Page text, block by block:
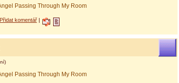
Passing Through My Room
Přidat komentář|
Passing Through My Room